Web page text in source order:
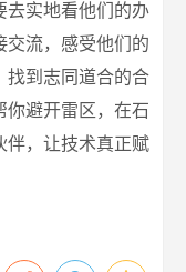
去实地看他们的办
交流，感受他们的
找到志同道合的合
你避开雷区，在石
伴，让技术真正赋